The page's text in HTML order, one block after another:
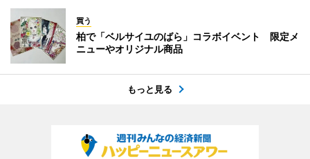
買う
柏で「ベルサイユのばら」コラボイベント 限定メ
ニューやオリジナル商品
もっと見る